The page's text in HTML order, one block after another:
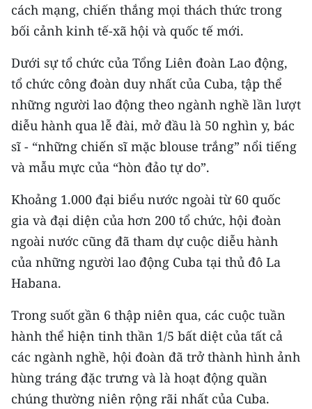
TIN MỚI
Trung du và miền núi phía Bắc
Đồng bằng sông Hồng
Bắc Trung Bộ
Duyên hải Nam Trung Bộ và Tây
Nguyên
Đông Nam Bộ
Đồng bằng sông Cửu Long
Chuyên trang Hà Nội
Chuyên trang TP. Hồ Chí Minh
CHUYÊN ĐỀ
CÁC CHUYÊN TRANG
cách mạng, chiến thắng mọi thách thức trong
bối cảnh kinh tế-xã hội và quốc tế mới.
Dưới sự tổ chức của Tổng Liên đoàn Lao động,
tổ chức công đoàn duy nhất của Cuba, tập thể
những người lao động theo ngành nghề lần lượt
diễu hành qua lễ đài, mở đầu là 50 nghìn y, bác
sĩ - “những chiến sĩ mặc blouse trắng” nổi tiếng
và mẫu mực của “hòn đảo tự do”.
Khoảng 1.000 đại biểu nước ngoài từ 60 quốc
gia và đại diện của hơn 200 tổ chức, hội đoàn
ngoài nước cũng đã tham dự cuộc diễu hành
của những người lao động Cuba tại thủ đô La
Habana.
Trong suốt gần 6 thập niên qua, các cuộc tuần
hành thể hiện tinh thần 1/5 bất diệt của tất cả
các ngành nghề, hội đoàn đã trở thành hình ảnh
hùng tráng đặc trưng và là hoạt động quần
chúng thường niên rộng rãi nhất của Cuba.